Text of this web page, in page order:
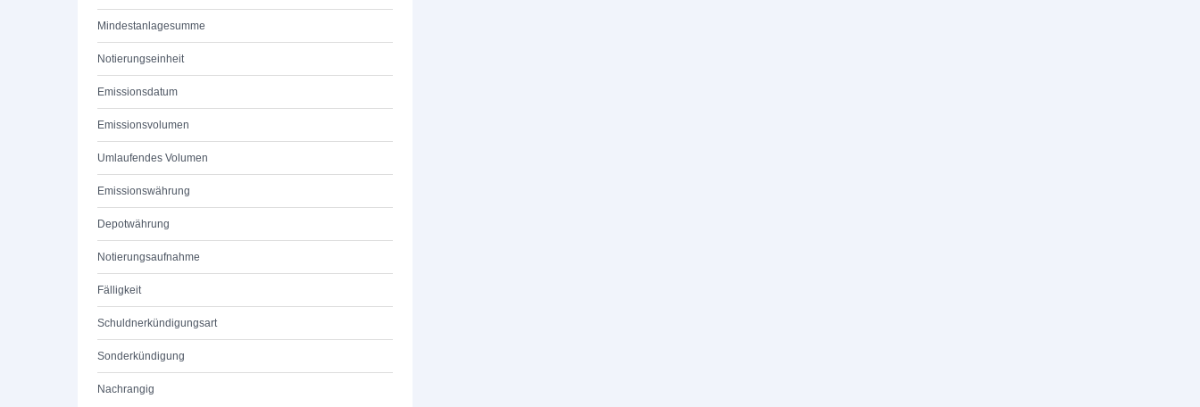
Mindestanlagesumme
Notierungseinheit
Emissionsdatum
Emissionsvolumen
Umlaufendes Volumen
Emissionswährung
Depotwährung
Notierungsaufnahme
Fälligkeit
Schuldnerkündigungsart
Sonderkündigung
Nachrangig